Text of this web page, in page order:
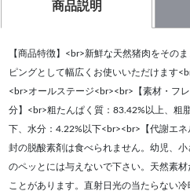
商品説明
【商品特徴】<br>新鮮な天然猪肉をその
ピングとして幅広くお使いいただけます
<br>オールステージ<br><br>【素材・フ
分】<br>粗たんぱく質：83.42%以上、粗
下、水分：4.22%以下<br><br>【代謝エ
封の脱酸素剤は食べられません。幼児、
のペッとには与えないで下さい。天然素
ことがあります。直射日光の当たらない冷